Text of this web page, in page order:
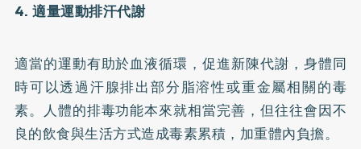
4. 適量運動排汗代謝
適當的運動有助於血液循環，促進新陳代謝，身體同
時可以透過汗腺排出部分脂溶性或重金屬相關的毒
素。人體的排毒功能本來就相當完善，但往往會因不
良的飲食與生活方式造成毒素累積，加重體內負擔。